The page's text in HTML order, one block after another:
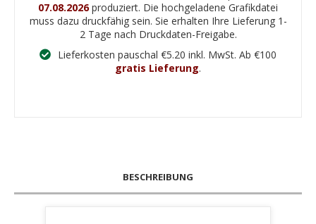
07.08.2026produziert. Die hochgeladene Grafikdatei
muss dazu druckfähig sein. Sie erhalten Ihre Lieferung 1-
2 Tage nach Druckdaten-Freigabe.
Lieferkosten pauschal €5.20 inkl. MwSt. Ab €100
gratis Lieferung.
BESCHREIBUNG